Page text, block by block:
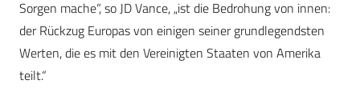
Sorgen mache“, so JD Vance, „ist die Bedrohung von innen:
der Rückzug Europas von einigen seiner grundlegendsten
Werten, die es mit den Vereinigten Staaten von Amerika
teilt.“